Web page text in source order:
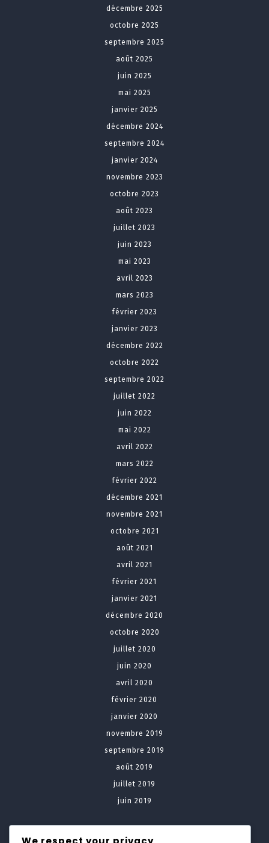
décembre 2025
octobre 2025
septembre 2025
août 2025
juin 2025
mai 2025
janvier 2025
décembre 2024
septembre 2024
janvier 2024
novembre 2023
octobre 2023
août 2023
juillet 2023
juin 2023
mai 2023
avril 2023
mars 2023
février 2023
janvier 2023
décembre 2022
octobre 2022
septembre 2022
juillet 2022
juin 2022
mai 2022
avril 2022
mars 2022
février 2022
décembre 2021
novembre 2021
octobre 2021
août 2021
avril 2021
février 2021
janvier 2021
décembre 2020
octobre 2020
juillet 2020
juin 2020
avril 2020
février 2020
janvier 2020
novembre 2019
septembre 2019
août 2019
juillet 2019
juin 2019
Meta